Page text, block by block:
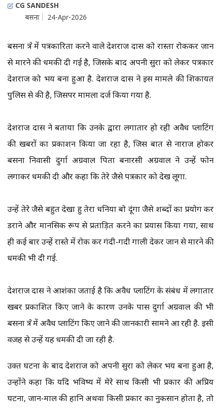
CG SANDESH
बसना
24-Apr-2026
बसना क्षेत्र में पत्रकारिता करने वाले देशराज दास को रास्ता रोककर जान
से मारने की धमकी दी गई है, जिसके बाद अपनी सुरक्षा को लेकर पत्रकार
देशराज को भय बना हुआ है. देशराज दास ने इस मामले की शिकायत
पुलिस से की है, जिसपर मामला दर्ज किया गया है.
देशराज दास ने बताया कि उनके द्वारा लगातार हो रही अवैध प्लाटिंग
की खबरों का प्रकाशन किया जा रहा है, जिस बात से नाराज होकर
बसना निवासी दुर्गा अग्रवाल पिता बनारसी अग्रवाल ने उन्हें फोन
लगाकर धमकी दी और कहा कि तेरे जैसे पत्रकार को देख लूगा.
उन्हें तेरे जैसे बहुत देखा हु तेरा धनिया बो दूंगा जैसे शब्दों का प्रयोग कर
डराने और मानसिक रूप से प्रताड़ित करने का प्रयास किया गया, साथ
ही कई बार उन्हें रास्ते में रोक कर गंदी-गदी गाली देकर जान से मारने की
धमकी भी दी गई.
देशराज दास ने आशंका जताई है कि अवैध प्लाटिंग के संबंध में लगातार
खबर प्रकाशित किए जाने के कारण उनके पास दुर्गा अग्रवाल की भी
बसना क्षेत्र में अवैध प्लाटिंग किए जाने की जानकारी सामने आ रही है. इसी
वजह से उन्हें यह धमकी दी जा रही है.
उक्त घटना के बाद देशराज को अपनी सुरक्षा को लेकर भय बना हुआ है,
उन्होंने कहा कि यदि भविष्य में मेरे साथ किसी भी प्रकार की अप्रिय
घटना, जान-माल की हानि अथवा किसी प्रकार का नुकसान होता है, तो